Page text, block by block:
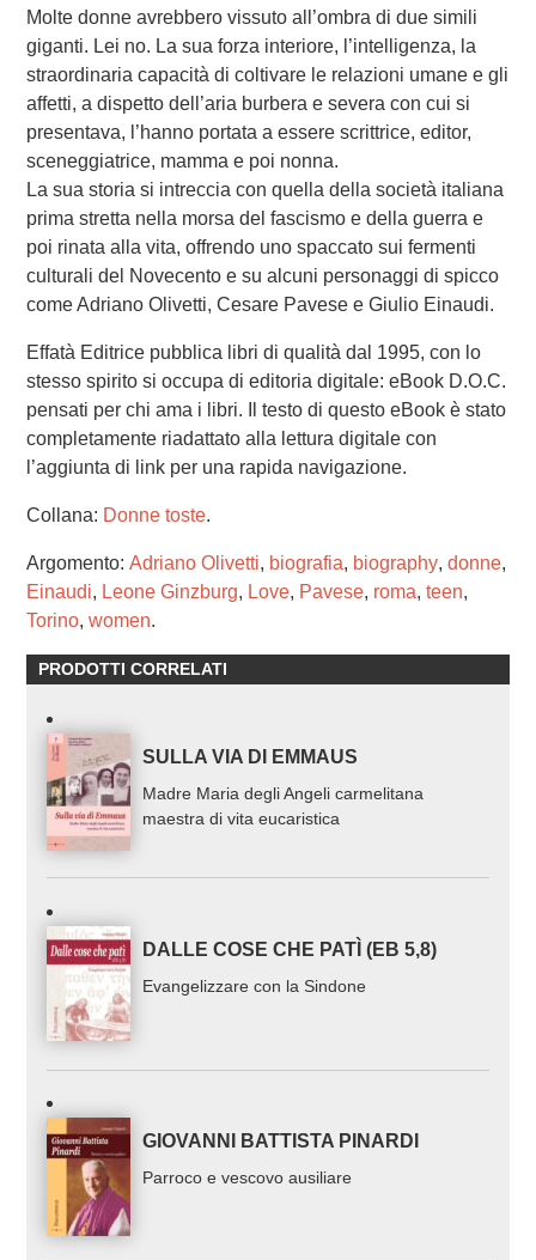
Molte donne avrebbero vissuto all’ombra di due simili
giganti. Lei no. La sua forza interiore, l’intelligenza, la
straordinaria capacità di coltivare le relazioni umane e gli
affetti, a dispetto dell’aria burbera e severa con cui si
presentava, l’hanno portata a essere scrittrice, editor,
sceneggiatrice, mamma e poi nonna.
La sua storia si intreccia con quella della società italiana
prima stretta nella morsa del fascismo e della guerra e
poi rinata alla vita, offrendo uno spaccato sui fermenti
culturali del Novecento e su alcuni personaggi di spicco
come Adriano Olivetti, Cesare Pavese e Giulio Einaudi.
Effatà Editrice pubblica libri di qualità dal 1995, con lo
stesso spirito si occupa di editoria digitale: eBook D.O.C.
pensati per chi ama i libri. Il testo di questo eBook è stato
completamente riadattato alla lettura digitale con
l’aggiunta di link per una rapida navigazione.
Collana: Donne toste.
Argomento: Adriano Olivetti, biografia, biography, donne,
Einaudi, Leone Ginzburg, Love, Pavese, roma, teen,
Torino, women.
PRODOTTI CORRELATI
SULLA VIA DI EMMAUS
Madre Maria degli Angeli carmelitana
maestra di vita eucaristica
DALLE COSE CHE PATÌ (EB 5,8)
Evangelizzare con la Sindone
GIOVANNI BATTISTA PINARDI
Parroco e vescovo ausiliare